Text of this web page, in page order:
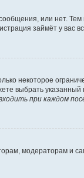
или нет.
займёт у вас
некоторое
выбрать
при каждом
модераторам и